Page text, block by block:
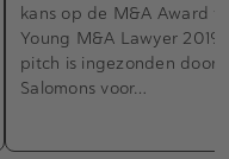
kans op de M&A Award
Young M&A Lawyer 2019.
pitch is ingezonden door
Salomons voor…